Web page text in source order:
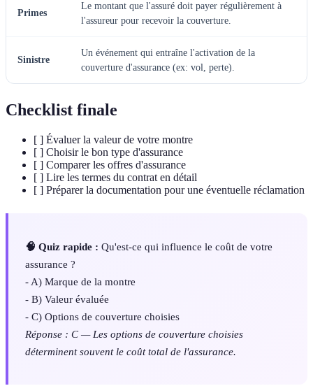
Primes
Le montant que l'assuré doit payer régulièrement à
l'assureur pour recevoir la couverture.
Sinistre
Un événement qui entraîne l'activation de la
couverture d'assurance (ex: vol, perte).
Checklist finale
[ ] Évaluer la valeur de votre montre
[ ] Choisir le bon type d'assurance
[ ] Comparer les offres d'assurance
[ ] Lire les termes du contrat en détail
[ ] Préparer la documentation pour une éventuelle réclamation
🧠 Quiz rapide : Qu'est-ce qui influence le coût de votre
assurance ?
- A) Marque de la montre
- B) Valeur évaluée
- C) Options de couverture choisies
Réponse : C — Les options de couverture choisies
déterminent souvent le coût total de l'assurance.